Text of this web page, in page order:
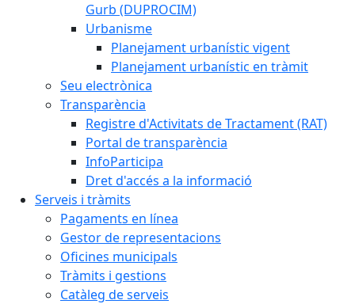
Gurb (DUPROCIM)
Urbanisme
Planejament urbanístic vigent
Planejament urbanístic en tràmit
Seu electrònica
Transparència
Registre d'Activitats de Tractament (RAT)
Portal de transparència
InfoParticipa
Dret d'accés a la informació
Serveis i tràmits
Pagaments en línea
Gestor de representacions
Oficines municipals
Tràmits i gestions
Catàleg de serveis